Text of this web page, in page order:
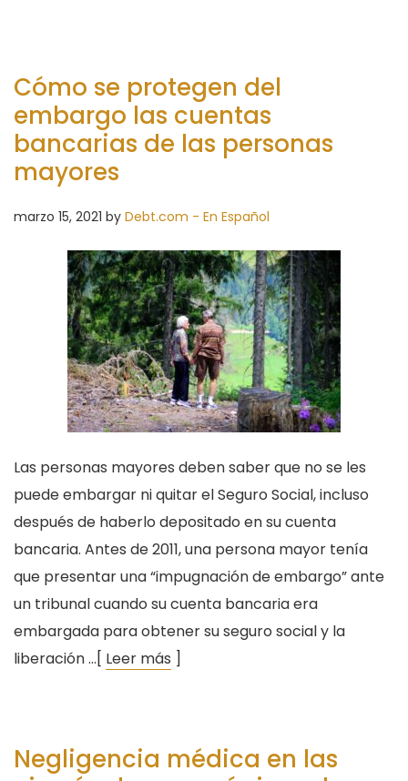
Cómo se protegen del
embargo las cuentas
bancarias de las personas
mayores
marzo 15, 2021 by Debt.com - En Español
Las personas mayores deben saber que no se les
puede embargar ni quitar el Seguro Social, incluso
después de haberlo depositado en su cuenta
bancaria. Antes de 2011, una persona mayor tenía
que presentar una “impugnación de embargo” ante
un tribunal cuando su cuenta bancaria era
embargada para obtener su seguro social y la
liberación …[ Leer más ]
Negligencia médica en las